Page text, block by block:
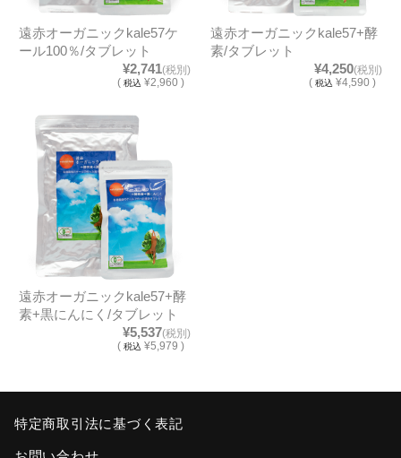
遠赤オーガニックkale57ケ
ール100％/タブレット
¥2,741(税別)
(税込 ¥2,960 )
遠赤オーガニックkale57+酵
素/タブレット
¥4,250(税別)
( 税込 ¥4,590 )
遠赤オーガニックkale57+酵
素+黒にんにく/タブレット
¥5,537(税別)
(税込 ¥5,979 )
特定商取引法に基づく表記